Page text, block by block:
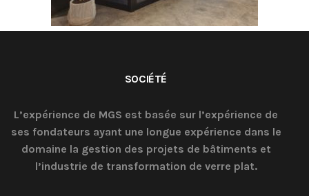
SOCIÉTÉ
L’expérience de MGS est basée sur l’expérience de
ses fondateurs ayant une longue expérience dans le
domaine la gestion des projets de bâtiments et
l’industrie de transformation de verre plat.